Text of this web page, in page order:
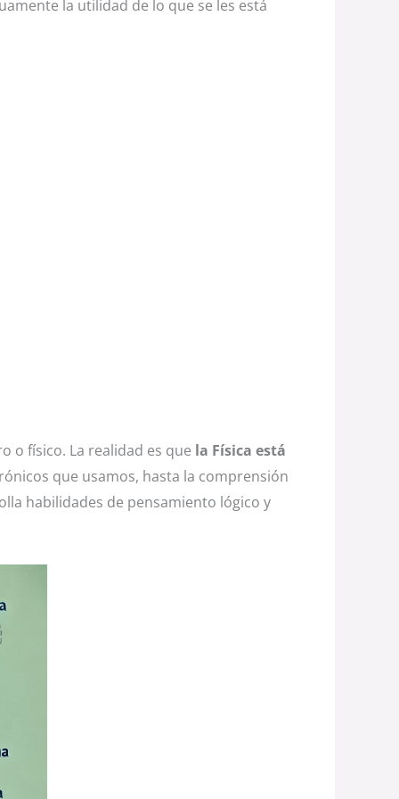
la utilidad de lo que se les está
o físico. La realidad es que la Física está
que usamos, hasta la comprensión
habilidades de pensamiento lógico y